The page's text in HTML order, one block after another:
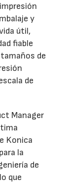
y
útil,
fiable
de
de
Manager
Konica
la
de
que